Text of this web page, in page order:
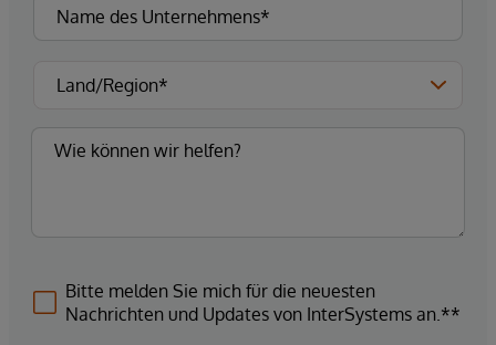
Bitte melden Sie mich für die neuesten
Nachrichten und Updates von InterSystems an.**